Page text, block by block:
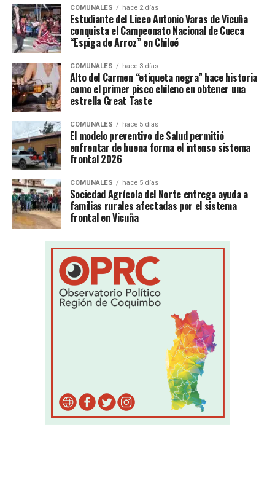
COMUNALES hace 2 días
Estudiante del Liceo Antonio Varas de Vicuña
conquista el Campeonato Nacional de Cueca
“Espiga de Arroz” en Chiloé
COMUNALES hace 3 días
Alto del Carmen “etiqueta negra” hace historia
como el primer pisco chileno en obtener una
estrella Great Taste
COMUNALES hace 5 días
El modelo preventivo de Salud permitió
enfrentar de buena forma el intenso sistema
frontal 2026
COMUNALES hace 5 días
Sociedad Agrícola del Norte entrega ayuda a
familias rurales afectadas por el sistema
frontal en Vicuña